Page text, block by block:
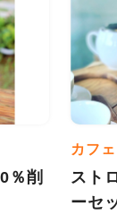
％削
カフェ
スト
ーセ